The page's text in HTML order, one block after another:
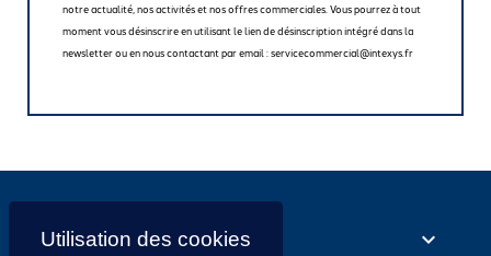
notre actualité, nos activités et nos offres commerciales. Vous pourrez à tout
moment vous désinscrire en utilisant le lien de désinscription intégré dans la
newsletter ou en nous contactant par email : servicecommercial@intexys.fr
NOS SERVICES 